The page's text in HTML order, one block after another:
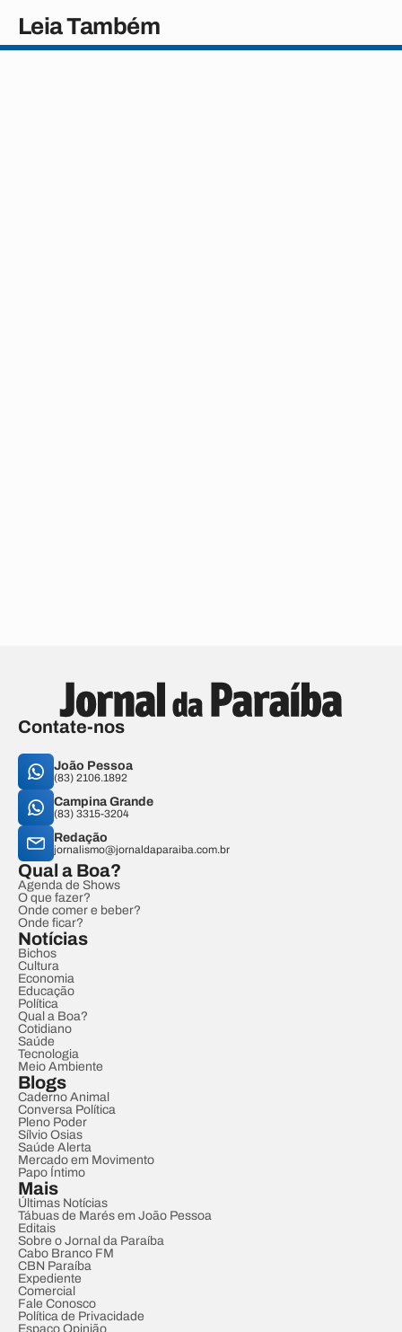
Leia Também
Contate-nos
João Pessoa
(83) 2106.1892
Campina Grande
(83) 3315-3204
Redação
jornalismo@jornaldaparaiba.com.br
Qual a Boa?
Agenda de Shows
O que fazer?
Onde comer e beber?
Onde ficar?
Notícias
Bichos
Cultura
Economia
Educação
Política
Qual a Boa?
Cotidiano
Saúde
Tecnologia
Meio Ambiente
Blogs
Caderno Animal
Conversa Política
Pleno Poder
Sílvio Osias
Saúde Alerta
Mercado em Movimento
Papo Íntimo
Mais
Últimas Notícias
Tábuas de Marés em João Pessoa
Editais
Sobre o Jornal da Paraíba
Cabo Branco FM
CBN Paraíba
Expediente
Comercial
Fale Conosco
Política de Privacidade
Espaço Opinião